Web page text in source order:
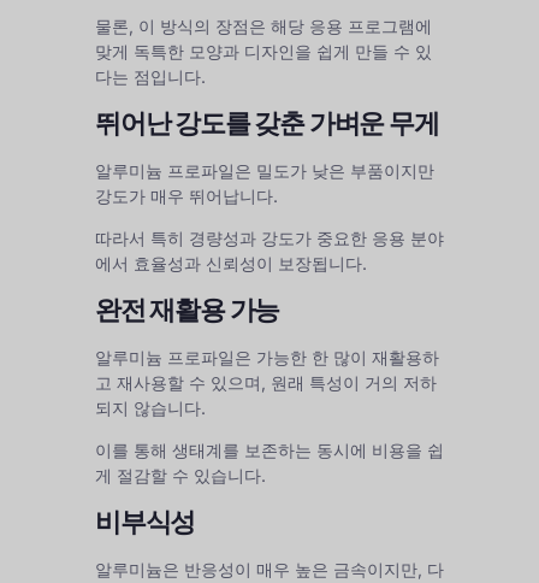
물론, 이 방식의 장점은 해당 응용 프로그램에
맞게 독특한 모양과 디자인을 쉽게 만들 수 있
다는 점입니다.
뛰어난 강도를 갖춘 가벼운 무게
알루미늄 프로파일은 밀도가 낮은 부품이지만
강도가 매우 뛰어납니다.
따라서 특히 경량성과 강도가 중요한 응용 분야
에서 효율성과 신뢰성이 보장됩니다.
완전 재활용 가능
알루미늄 프로파일은 가능한 한 많이 재활용하
고 재사용할 수 있으며, 원래 특성이 거의 저하
되지 않습니다.
이를 통해 생태계를 보존하는 동시에 비용을 쉽
게 절감할 수 있습니다.
비부식성
알루미늄은 반응성이 매우 높은 금속이지만, 다